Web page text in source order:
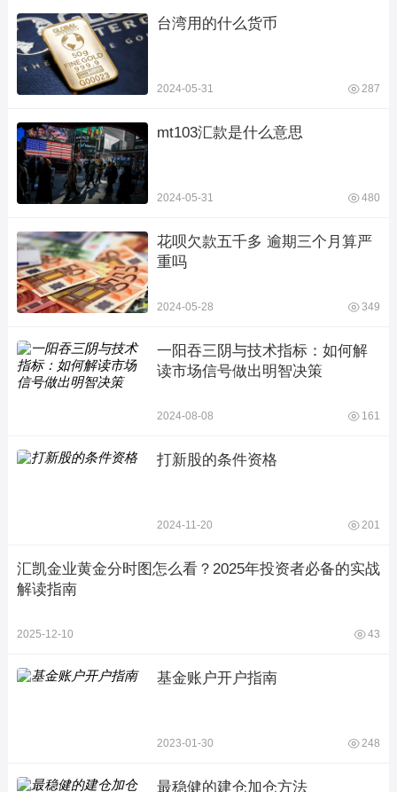
台湾用的什么货币
2024-05-31 287
mt103汇款是什么意思
2024-05-31 480
花呗欠款五千多 逾期三个月算严
重吗
2024-05-28 349
一阳吞三阴与技术指标：如何解
读市场信号做出明智决策
2024-08-08 161
打新股的条件资格
2024-11-20 201
汇凯金业黄金分时图怎么看？2025年投资者必备的实战
解读指南
2025-12-10 43
基金账户开户指南
2023-01-30 248
最稳健的建仓加仓方法